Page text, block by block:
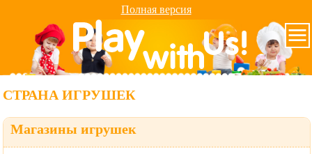
Полная версия
СТРАНА ИГРУШЕК
Магазины игрушек